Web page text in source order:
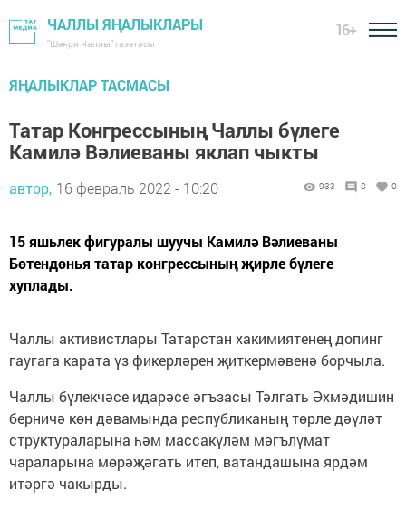
ЧАЛЛЫ ЯҢАЛЫКЛАРЫ
"Шәһри Чаллы" газетасы
16+
ЯҢАЛЫКЛАР ТАСМАСЫ
Татар Конгрессының Чаллы бүлеге
Камилә Вәлиеваны яклап чыкты
автор, 16 февраль 2022 - 10:20 933 0 0
15 яшьлек фигуралы шуучы Камилә Вәлиеваны
Бөтендөнья татар конгрессының җирле бүлеге
хуплады.
Чаллы активистлары Татарстан хакимиятенең допинг
гаугага карата үз фикерләрен җиткермәвенә борчыла.
Чаллы бүлекчәсе идарәсе әгъзасы Тәлгать Әхмәдишин
берничә көн дәвамында республиканың төрле дәүләт
структураларына һәм массакүләм мәгълүмат
чараларына мөрәҗәгать итеп, ватандашына ярдәм
итәргә чакырды.